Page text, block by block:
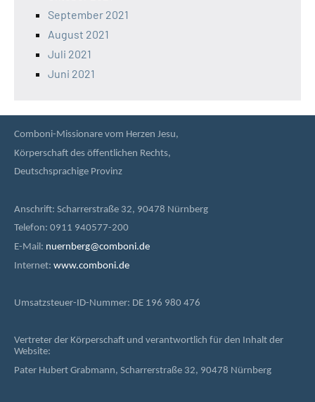
September 2021
August 2021
Juli 2021
Juni 2021
Comboni-Missionare vom Herzen Jesu,
Körperschaft des öffentlichen Rechts,
Deutschsprachige Provinz
Anschrift: Scharrerstraße 32, 90478 Nürnberg
Telefon: 0911 940577-200
E-Mail: nuernberg@comboni.de
Internet: www.comboni.de
Umsatzsteuer-ID-Nummer: DE 196 980 476
Vertreter der Körperschaft und verantwortlich für den Inhalt der
Website:
Pater Hubert Grabmann, Scharrerstraße 32, 90478 Nürnberg